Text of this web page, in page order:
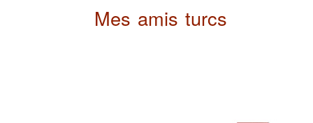
Mes amis turcs